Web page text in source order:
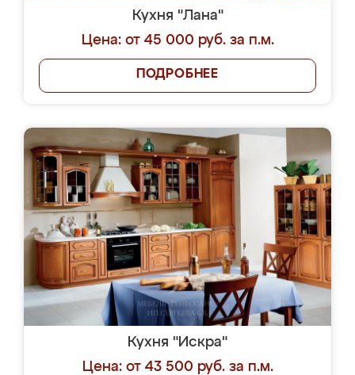
Кухня "Лана"
Цена: от 45 000 руб. за п.м.
ПОДРОБНЕЕ
Кухня "Искра"
Цена: от 43 500 руб. за п.м.